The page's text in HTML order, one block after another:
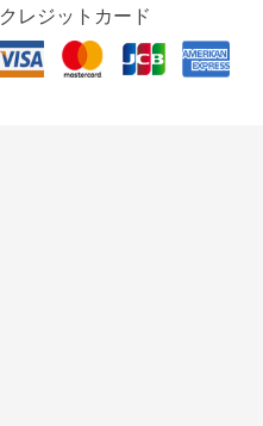
クレジットカード